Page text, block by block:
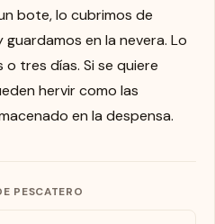
bote, lo cubrimos de
en la nevera. Lo
tres días. Si se quiere
hervir como las
en la despensa.
PESCATERO